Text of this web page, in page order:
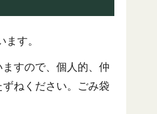
す。
すので、個人的、仲
ねください。ごみ袋